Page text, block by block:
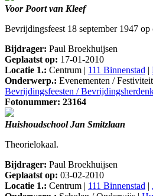
Voor Poort van Kleef
Bevrijdingsfeest 18 september 1947
Bijdrager: Paul Broekhuijsen
Geplaatst op: 17-01-2010
Locatie 1.: Centrum | 111 Binnenstad |
Onderwerp.: Evenementen /
Bevrijdingsfeesten /
Fotonummer: 23164
Huishoudschool Jan Smitzlaan
Theorielokaal.
Bijdrager: Paul Broekhuijsen
Geplaatst op: 03-02-2010
Locatie 1.: Centrum | 111 Binnenstad |